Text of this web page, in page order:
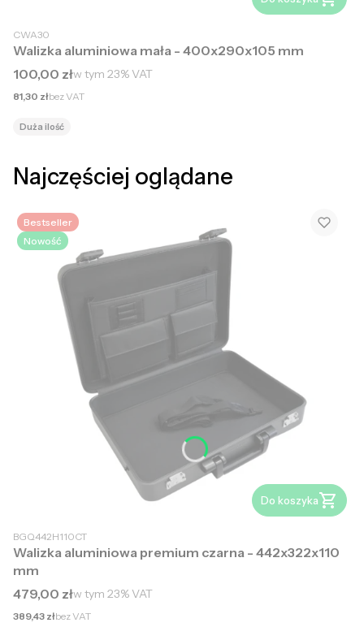
CWA30
Walizka aluminiowa mała - 400x290x105 mm
Cena brutto
100,00 złw tym 23%VAT
Cena netto
81,30 złbez VAT
Duża ilość
Najczęściej oglądane
Bestseller
Nowość
Do koszyka
BGQ442H110CT
Walizka aluminiowa premium czarna - 442x322x110
mm
Cena brutto
479,00 złw tym 23%VAT
Cena netto
389,43 złbez VAT